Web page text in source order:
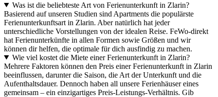
Was ist die beliebteste Art von Ferienunterkunft in Zlarin?
Basierend auf unseren Studien sind Apartments die populärste
Ferienunterkunftsart in Zlarin. Aber natürlich hat jeder
unterschiedliche Vorstellungen von der idealen Reise. FeWo-direkt
hat Ferienunterkünfte in allen Formen sowie Größen und wir
können dir helfen, die optimale für dich ausfindig zu machen.
Wie viel kostet die Miete einer Ferienunterkunft in Zlarin?
Mehrere Faktoren können den Preis einer Ferienunterkunft in Zlarin
beeinflussen, darunter die Saison, die Art der Unterkunft und die
Aufenthaltsdauer. Dennoch haben all unsere Ferienhäuser eines
gemeinsam – ein einzigartiges Preis-Leistungs-Verhältnis. Gib